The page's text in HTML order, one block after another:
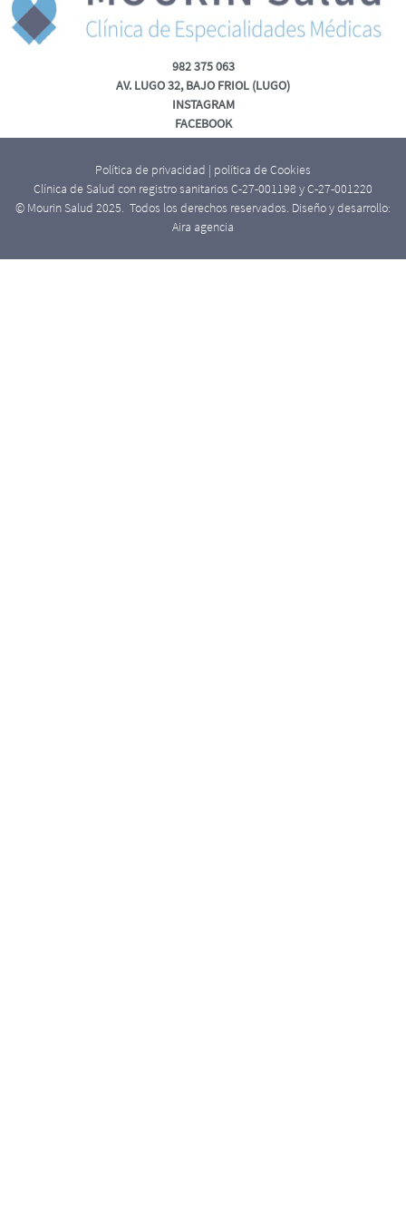
982 375 063
AV. LUGO 32, BAJO FRIOL (LUGO)
INSTAGRAM
FACEBOOK
Política de privacidad | política de Cookies
Clínica de Salud con registro sanitarios C-27-001198 y C-27-001220
© Mourin Salud 2025. Todos los derechos reservados. Diseño y desarrollo:
Aira agencia